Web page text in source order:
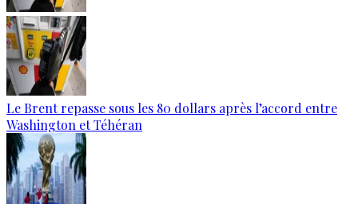
Le Brent repasse sous les 80 dollars après l’accord entre
Washington et Téhéran